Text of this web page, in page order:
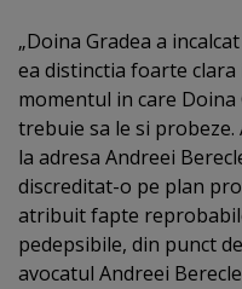
„Doina Gradea a
ea distinctia foarte
momentul in care
trebuie sa le si
la adresa Andreei
discreditat-o pe plan
atribuit fapte
pedepsibile, din punct
avocatul Andreei